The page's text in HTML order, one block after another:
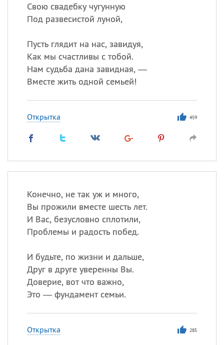
Свою свадебку чугунную
Под развесистой луной,
Пусть глядит на нас, завидуя,
Как мы счастливы с тобой.
Нам судьба дана завидная, —
Вместе жить одной семьей!
Открытка 459
Конечно, не так уж и много,
Вы прожили вместе шесть лет.
И Вас, безусловно сплотили,
Проблемы и радость побед.
И будьте, по жизни и дальше,
Друг в друге уверенны Вы.
Доверие, вот что важно,
Это — фундамент семьи.
Открытка 285